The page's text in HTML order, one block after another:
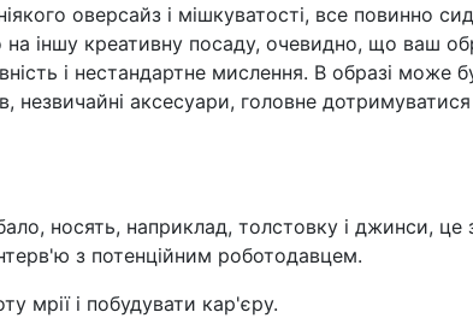
oверсайз і мішкуватості, все повинно
іншу креативну посаду, очевидно, що ваш
і нестандартне мислення. В образі може
незвичайні аксесуари, головне дотримуватися
носять, наприклад, толстовку і джинси, це
з потенційним роботодавцем.
мрії і побудувати кар'єру.